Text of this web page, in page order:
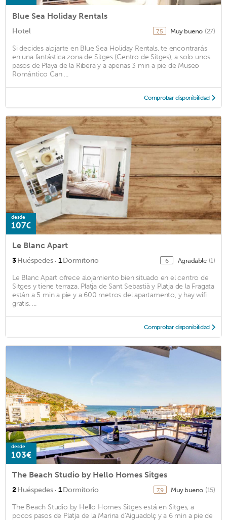
Blue Sea Holiday Rentals
Hotel 7,5 Muy bueno (27)
Si decides alojarte en Blue Sea Holiday Rentals, te encontrarás
en una fantástica zona de Sitges (Centro de Sitges), a solo unos
pasos de Playa de la Ribera y a apenas 3 min a pie de Museo
Romántico Can ...
Comprobar disponibilidad
desde
107€
Le Blanc Apart
3Huéspedes · 1Dormitorio 6 Agradable (1)
Le Blanc Apart ofrece alojamiento bien situado en el centro de
Sitges y tiene terraza. Platja de Sant Sebastià y Platja de la Fragata
están a 5 min a pie y a 600 metros del apartamento, y hay wifi
gratis. ...
Comprobar disponibilidad
desde
103€
The Beach Studio by Hello Homes Sitges
2Huéspedes · 1Dormitorio 7,9 Muy bueno (15)
The Beach Studio by Hello Homes Sitges está en Sitges, a
pocos pasos de Platja de la Marina d'Aiguadolç y a 6 min a pie de